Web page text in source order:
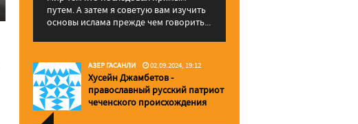
путем. А затем я советую вам изучить
основы ислама прежде чем говорить...
АЗЕР ГАСАНЛИ 02.09.2024, 19:12
Хусейн Джамбетов -
православный русский патриот
чеченского происхождения